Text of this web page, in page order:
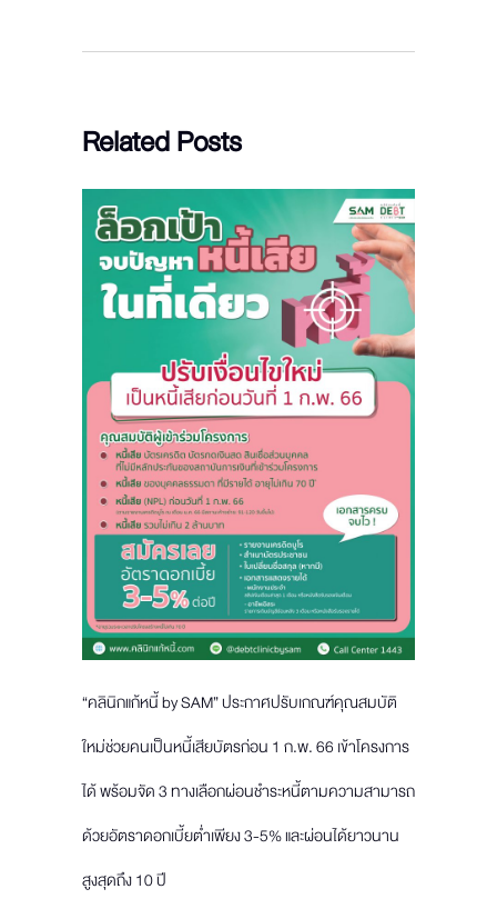
Related Posts
“คลินิกแก้หนี้ by SAM” ประกาศปรับเกณฑ์คุณสมบัติ
ใหม่ช่วยคนเป็นหนี้เสียบัตรก่อน 1 ก.พ. 66 เข้าโครงการ
ได้ พร้อมจัด 3 ทางเลือกผ่อนชำระหนี้ตามความสามารถ
ด้วยอัตราดอกเบี้ยต่ำเพียง 3-5% และผ่อนได้ยาวนาน
สูงสุดถึง 10 ปี